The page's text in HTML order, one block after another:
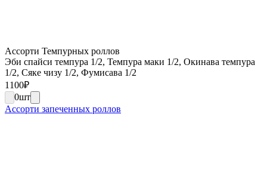
Ассорти Темпурных роллов
Эби спайси темпура 1/2, Темпура маки 1/2, Окинава темпура
1/2, Сяке чизу 1/2, Фумисава 1/2
1100₽
0шт
Ассорти запеченных роллов